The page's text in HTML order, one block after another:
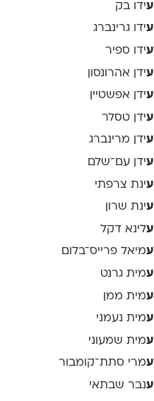
עידו בק
עידו גרינברג
עידו ספיר
עידן אהרונסון
עידן אפשטיין
עידן טסלר
עידן מרינברג
עידן עם־שלם
עינת צרפתי
עינת שרון
עלינא דקל
עמיאל פרייס־בלום
עמית גרנט
עמית ממן
עמית נעמני
עמית שמעוני
עמרי סתת־קומבור
ענבר שבתאי